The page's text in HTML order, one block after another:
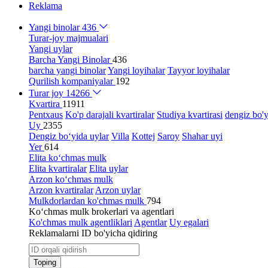
Reklama
Yangi binolar436
Turar-joy majmualari
Yangi uylar
Barcha Yangi Binolar436
barcha yangi binolarYangi loyihalar Tayyor loyihalar
Qurilish kompaniyalar 192
Turar joy 14266
Kvartira 11911
Pentxaus Ko'p darajali kvartiralar Studiya kvartirasi dengiz
Uy 2355
Dengiz bo‘yida uylar Villa Kottej Saroy Shahar uyi
Yer614
Elita ko‘chmas mulk
Elita kvartiralar Elita uylar
Arzon ko‘chmas mulk
Arzon kvartiralar Arzon uylar
Mulkdorlardan ko'chmas mulk 794
Ko‘chmas mulk brokerlari va agentlari
Ko'chmas mulk agentliklari Agentlar Uy egalari
Reklamalarni ID bo'yicha qidiring
Toping